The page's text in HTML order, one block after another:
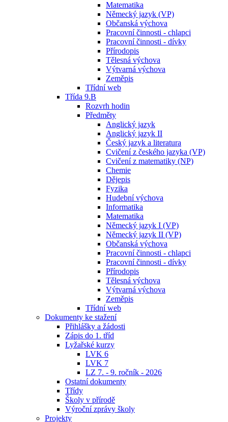
Matematika
Německý jazyk (VP)
Občanská výchova
Pracovní činnosti - chlapci
Pracovní činnosti - dívky
Přírodopis
Tělesná výchova
Výtvarná výchova
Zeměpis
Třídní web
Třída 9.B
Rozvrh hodin
Předměty
Anglický jazyk
Anglický jazyk II
Český jazyk a literatura
Cvičení z českého jazyka (VP)
Cvičení z matematiky (NP)
Chemie
Dějepis
Fyzika
Hudební výchova
Informatika
Matematika
Německý jazyk I (VP)
Německý jazyk II (VP)
Občanská výchova
Pracovní činnosti - chlapci
Pracovní činnosti - dívky
Přírodopis
Tělesná výchova
Výtvarná výchova
Zeměpis
Třídní web
Dokumenty ke stažení
Přihlášky a žádosti
Zápis do 1. tříd
Lyžařské kurzy
LVK 6
LVK 7
LZ 7. - 9. ročník - 2026
Ostatní dokumenty
Třídy
Školy v přírodě
Výroční zprávy školy
Projekty